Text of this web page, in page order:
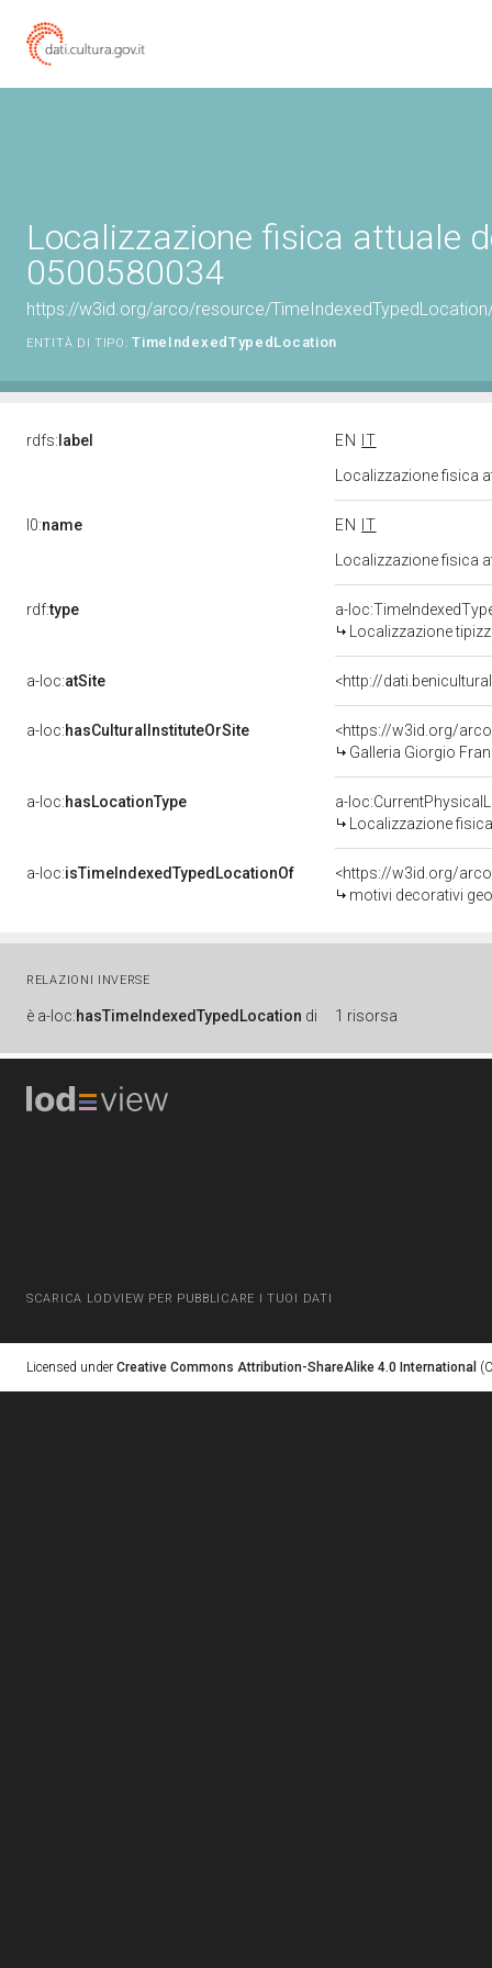
Localizzazione fisica attuale
0500580034
https://w3id.org/arco/resource/
ENTITÀ DI TIPO: TimeIndexedTypedLocation
rdfs: label EN
IT
Localizzazione fisica
l0:name EN
IT
Localizzazione fisica
rdf:type
a-
Localizzazione
a-loc:atSite <http://
a-loc:hasCulturalInstituteOrSite
<https://w3id.org/
Galleria Giorgio
a-loc:hasLocationType
a-
Localizzazione
a-loc:isTimeIndexedTypedLocationOf
<https://w3id.org/
motivi decorativi
RELAZIONI INVERSE
è a-loc:hasTimeIndexedTypedLocation di 1 risorsa
SCARICA LODVIEW PER PUBBLICARE I TUOI DATI
Licensed under Creative Commons Attribution-ShareAlike 4.0 International